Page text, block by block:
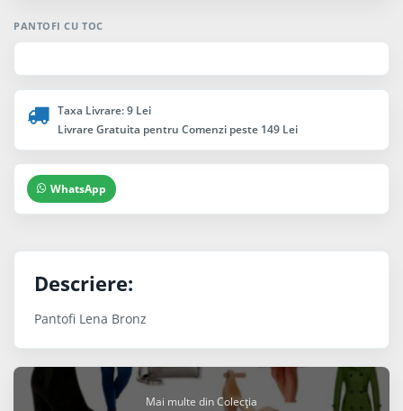
PANTOFI CU TOC
Taxa Livrare: 9 Lei
Livrare Gratuita pentru Comenzi peste 149 Lei
WhatsApp
Descriere:
Pantofi Lena Bronz
Mai multe din Colecția